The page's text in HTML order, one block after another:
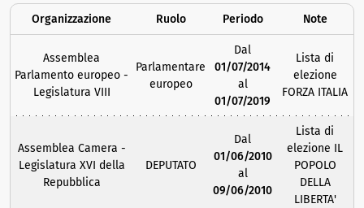
Organizzazione Ruolo Periodo Note
Assemblea
Parlamento europeo -
Legislatura VIII
Parlamentare
europeo
Dal
01/07/2014
al
01/07/2019
Lista di
elezione
FORZA ITALIA
Assemblea Camera -
Legislatura XVI della
Repubblica
DEPUTATO
Dal
01/06/2010
al
09/06/2010
Lista di
elezione IL
POPOLO
DELLA
LIBERTA'